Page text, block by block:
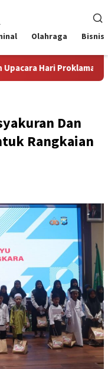
Olahraga Bisnis
Kemerdekaan RI
Dan
Rangkaian